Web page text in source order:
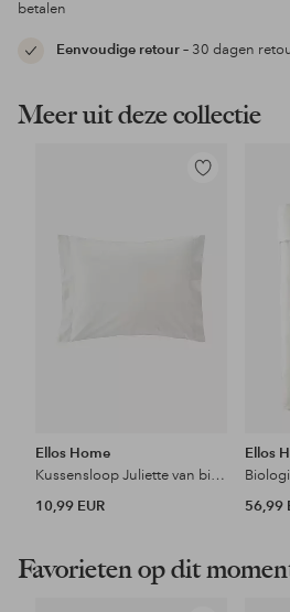
betalen
Eenvoudige retour– 30 dagen
Meer uit deze collectie
Toevoegen
Ellos Home
Kussensloop Juliette van biologisch katoen
10,99 EUR
Ellos
56,99
Favorieten op dit